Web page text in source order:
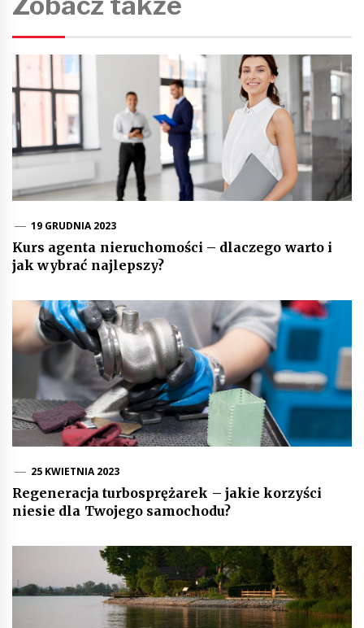
19 GRUDNIA 2023
Kurs agenta nieruchomości – dlaczego warto i
jak wybrać najlepszy?
25 KWIETNIA 2023
Regeneracja turbosprężarek – jakie korzyści
niesie dla Twojego samochodu?